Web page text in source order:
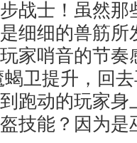
战士！虽然那
细细的兽筋所
家哨音的节奏
卫提升，回
跑动的玩家身
技能？因为是